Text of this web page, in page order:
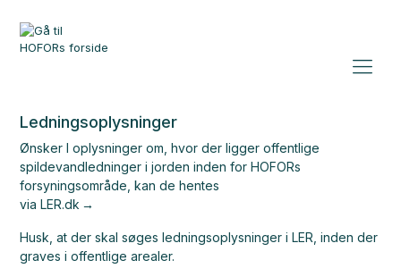
Ledningsoplysninger
Ønsker I oplysninger om, hvor der ligger offentlige
spildevandledninger i jorden inden for HOFORs
forsyningsområde, kan de hentes
viaLER.dk
Husk, at der skal søges ledningsoplysninger i LER, inden der
graves i offentlige arealer.